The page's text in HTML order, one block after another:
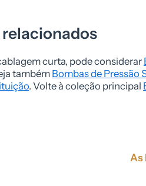
curta, pode considerar
também Bombas de Pressão
. Volte à coleção principal
As